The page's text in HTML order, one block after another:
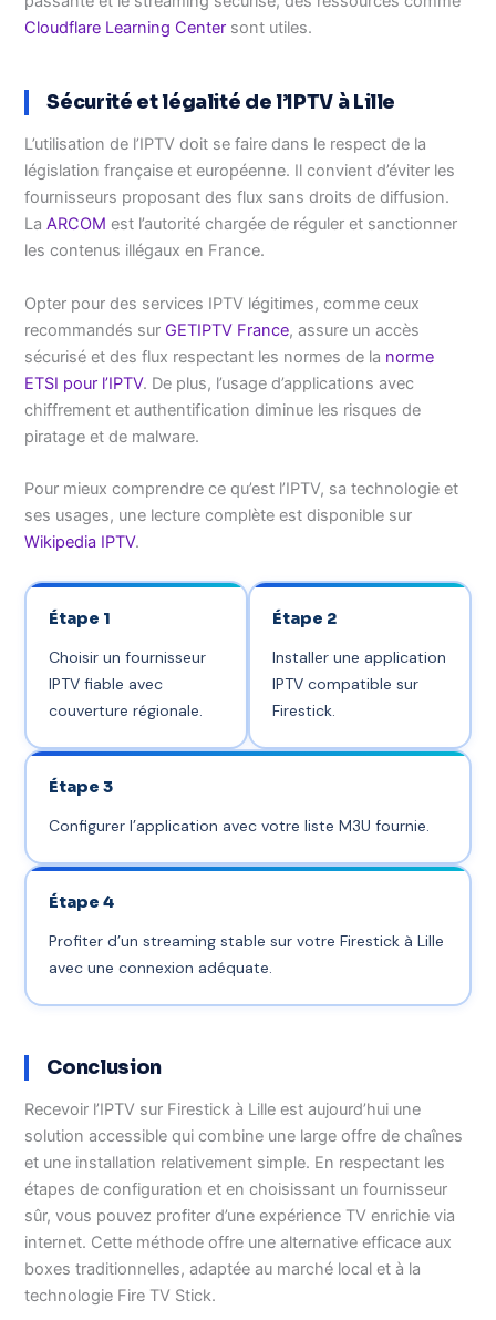
Cloudflare Learning Center sont utiles.
Sécurité et légalité de l’IPTV à Lille
L’utilisation de l’IPTV doit se faire dans le respect de la
législation française et européenne. Il convient d’éviter les
fournisseurs proposant des flux sans droits de diffusion.
LaARCOM est l’autorité chargée de réguler et sanctionner
les contenus illégaux en France.
Opter pour des services IPTV légitimes, comme ceux
recommandés sur GETIPTV France, assure un accès
sécurisé et des flux respectant les normes de la norme
ETSI pour l’IPTV. De plus, l’usage d’applications avec
chiffrement et authentification diminue les risques de
piratage et de malware.
Pour mieux comprendre ce qu’est l’IPTV, sa technologie et
ses usages, une lecture complète est disponible sur
Wikipedia IPTV.
Étape 1
Choisir un fournisseur
IPTV fiable avec
couverture régionale.
Étape 2
Installer une application
IPTV compatible sur
Firestick.
Étape 3
Configurer l’application avec votre liste M3U fournie.
Étape 4
Profiter d’un streaming stable sur votre Firestick à Lille
avec une connexion adéquate.
Conclusion
Recevoir l’IPTV sur Firestick à Lille est aujourd’hui une
solution accessible qui combine une large offre de chaînes
et une installation relativement simple. En respectant les
étapes de configuration et en choisissant un fournisseur
sûr, vous pouvez profiter d’une expérience TV enrichie via
internet. Cette méthode offre une alternative efficace aux
boxes traditionnelles, adaptée au marché local et à la
technologie Fire TV Stick.